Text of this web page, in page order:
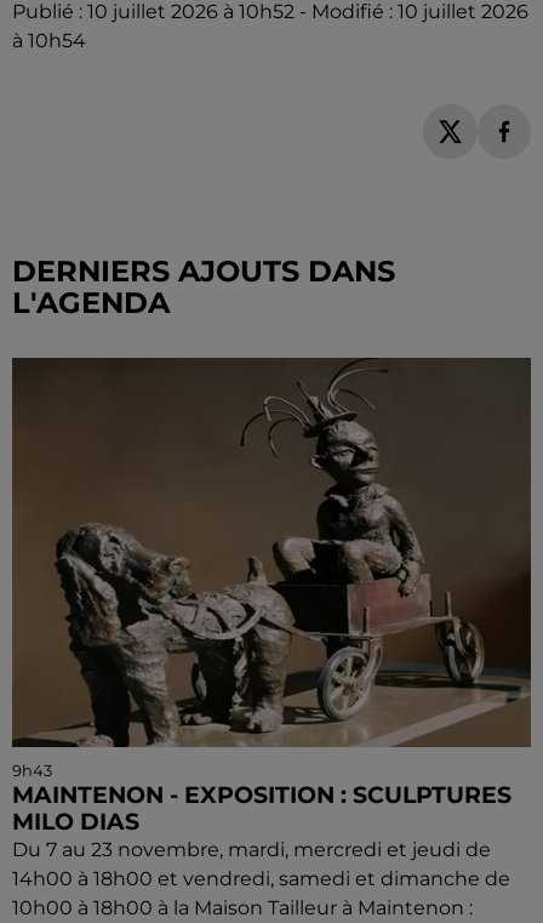
Publié : 10 juillet 2026 à 10h52 - Modifié : 10 juillet 2026
à 10h54
DERNIERS AJOUTS DANS
L'AGENDA
9h43
MAINTENON - EXPOSITION : SCULPTURES
MILO DIAS
Du 7 au 23 novembre, mardi, mercredi et jeudi de
14h00 à 18h00 et vendredi, samedi et dimanche de
10h00 à 18h00 à la Maison Tailleur à Maintenon :